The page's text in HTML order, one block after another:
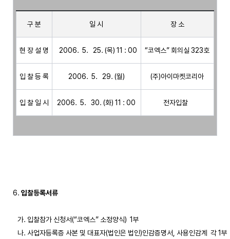
구 분 일 시 장 소
현 장 설 명
  2006.  5.   25. (목) 11 : 00
“코엑스” 회의실 323호
입 찰 등 록 2006.  5.   29. (월) (주)아이마켓코리아
입 찰 일 시 2006.  5.   30. (화) 11 : 00 전자입찰
6. 입찰등록서류
   가. 입찰참가 신청서(“코엑스” 소정양식)  1부
   나. 사업자등록증 사본 및 대표자(법인은 법인)인감증명서, 사용인감계  각 1부